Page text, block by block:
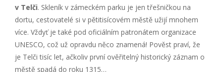
v Telči. Skleník v zámeckém parku je jen třešničkou na
dortu, cestovatelé si v pětitisícovém městě užijí mnohem
více. Vždyť je také pod oficiálním patronátem organizace
UNESCO, což už opravdu něco znamená! Pověst praví, že
je Telči tisíc let, ačkoliv první ověřitelný historický záznam o
městě spadá do roku 1315…